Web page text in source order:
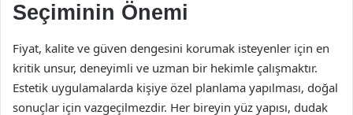
Seçiminin Önemi
Fiyat, kalite ve güven dengesini korumak isteyenler için en
kritik unsur, deneyimli ve uzman bir hekimle çalışmaktır.
Estetik uygulamalarda kişiye özel planlama yapılması, doğal
sonuçlar için vazgeçilmezdir. Her bireyin yüz yapısı, dudak